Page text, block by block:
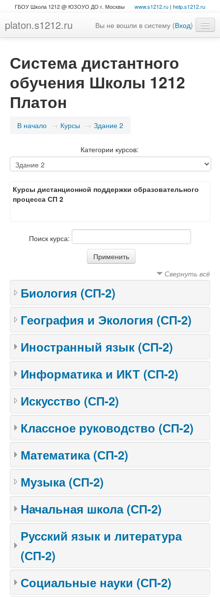
ГБОУ Школа 1212 @ ЮЗОУО ДО г. Москвы www.s1212.ru| help.s1212.ru
platon.s1212.ru Вы не вошли в систему (Вход)
Система дистантного
обучения Школы 1212
Платон
В начало → Курсы → Здание 2
Категории курсов:
Курсы дистанционной поддержки образовательного
процесса СП 2
Поиск курса:
Свернуть всё
Биология (СП-2)
География и Экология (СП-2)
Иностранный язык (СП-2)
Информатика и ИКТ (СП-2)
Искусство (СП-2)
Классное руководство (СП-2)
Математика (СП-2)
Музыка (СП-2)
Начальная школа (СП-2)
Русский язык и литература
(СП-2)
Социальные науки (СП-2)